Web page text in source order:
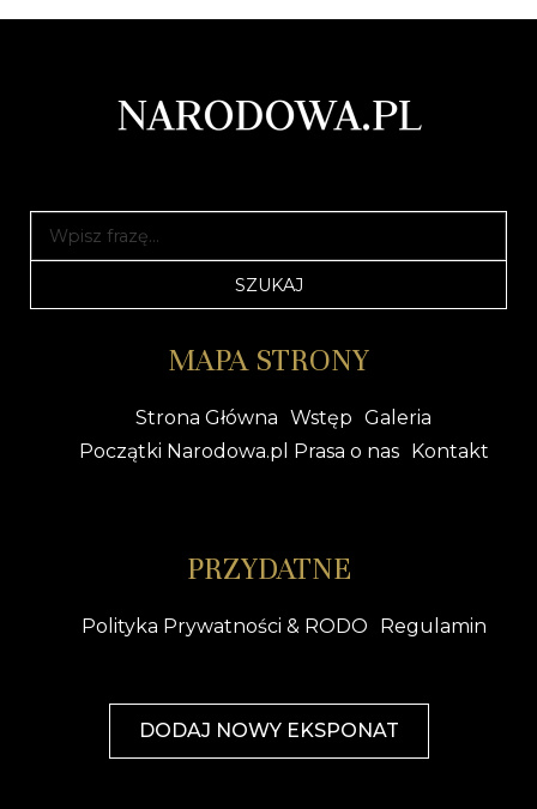
MAPA STRONY
Strona Główna Wstęp Galeria
Początki Narodowa.pl Prasa o nas
Kontakt
PRZYDATNE
Polityka Prywatności & RODO Regulamin
DODAJ NOWY EKSPONAT